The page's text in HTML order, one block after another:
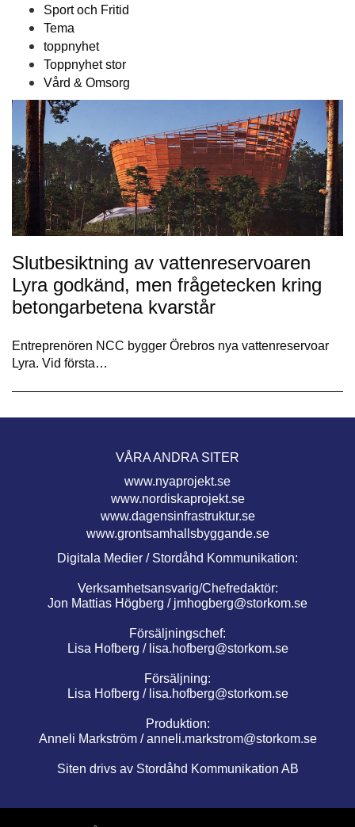
Sport och Fritid
Tema
toppnyhet
Toppnyhet stor
Vård & Omsorg
Slutbesiktning av vattenreservoaren
Lyra godkänd, men frågetecken kring
betongarbetena kvarstår
Entreprenören NCC bygger Örebros nya vattenreservoar
Lyra. Vid första…
VÅRA ANDRA SITER
www.nyaprojekt.se
www.nordiskaprojekt.se
www.dagensinfrastruktur.se
www.grontsamhallsbyggande.se
Digitala Medier / Stordåhd Kommunikation:
Verksamhetsansvarig/Chefredaktör:
Jon Mattias Högberg / jmhogberg@storkom.se
Försäljningschef:
Lisa Hofberg / lisa.hofberg@storkom.se
Försäljning:
Lisa Hofberg / lisa.hofberg@storkom.se
Produktion:
Anneli Markström /anneli.markstrom@storkom.se
Siten drivs av Stordåhd Kommunikation AB